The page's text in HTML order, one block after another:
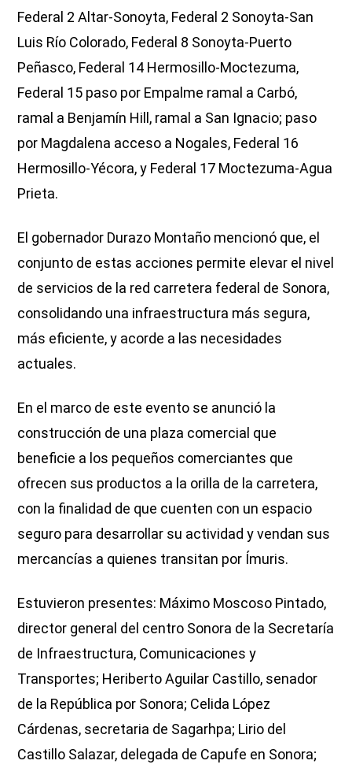
Federal 2 Altar-Sonoyta, Federal 2 Sonoyta-San
Luis Río Colorado, Federal 8 Sonoyta-Puerto
Peñasco, Federal 14 Hermosillo-Moctezuma,
Federal 15 paso por Empalme ramal a Carbó,
ramal a Benjamín Hill, ramal a San Ignacio; paso
por Magdalena acceso a Nogales, Federal 16
Hermosillo-Yécora, y Federal 17 Moctezuma-Agua
Prieta.
El gobernador Durazo Montaño mencionó que, el
conjunto de estas acciones permite elevar el nivel
de servicios de la red carretera federal de Sonora,
consolidando una infraestructura más segura,
más eficiente, y acorde a las necesidades
actuales.
En el marco de este evento se anunció la
construcción de una plaza comercial que
beneficie a los pequeños comerciantes que
ofrecen sus productos a la orilla de la carretera,
con la finalidad de que cuenten con un espacio
seguro para desarrollar su actividad y vendan sus
mercancías a quienes transitan por Ímuris.
Estuvieron presentes: Máximo Moscoso Pintado,
director general del centro Sonora de la Secretaría
de Infraestructura, Comunicaciones y
Transportes; Heriberto Aguilar Castillo, senador
de la República por Sonora; Celida López
Cárdenas, secretaria de Sagarhpa; Lirio del
Castillo Salazar, delegada de Capufe en Sonora;